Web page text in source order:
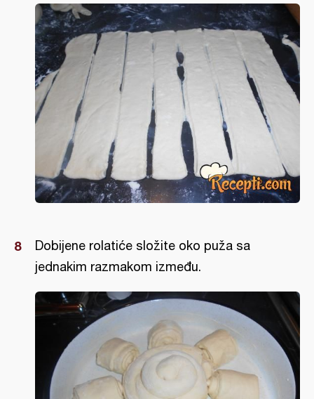
Dobijene rolatiće složite oko puža sa
jednakim razmakom između.